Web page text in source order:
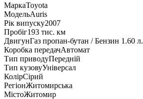
МаркаToyota
МодельAuris
Рік випуску2007
Пробіг193 тис. км
ДвигунГаз пропан-бутан / Бензин 1.60 л.
Коробка передачАвтомат
Тип приводуПередній
Тип кузовуУніверсал
КолірСірий
РегіонЖитомирська
МістоЖитомир